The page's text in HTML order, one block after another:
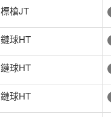
標槍JT
鏈球HT
鏈球HT
鏈球HT